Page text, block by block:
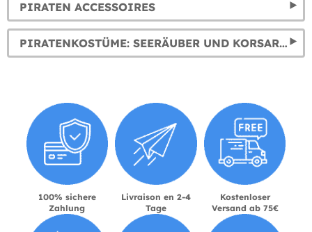
PIRATEN ACCESSOIRES
PIRATENKOSTÜME: SEERÄUBER UND KORSAREN OUTFITS
100% sichere
Zahlung
Livraison en 2-4
Tage
Kostenloser
Versand ab 75€